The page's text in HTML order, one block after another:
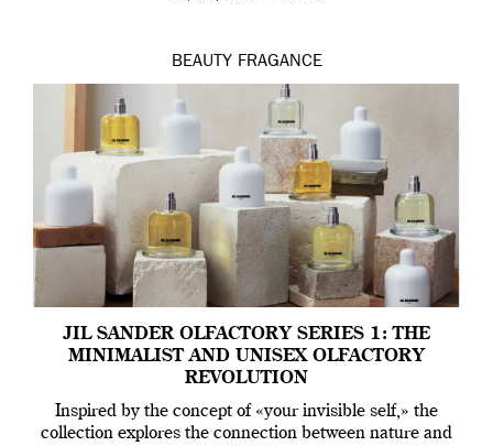
BEAUTY FRAGANCE
JIL SANDER OLFACTORY SERIES 1: THE
MINIMALIST AND UNISEX OLFACTORY
REVOLUTION
Inspired by the concept of «your invisible self,» the
collection explores the connection between nature and